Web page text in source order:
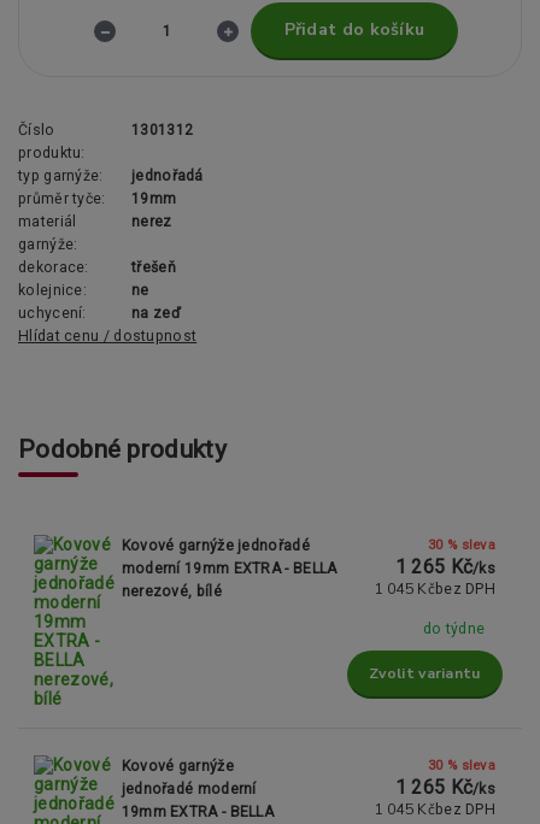
Přidat do košíku
Číslo
produktu:
1301312
typ garnýže:
jednořadá
průměr tyče:
19mm
materiál
garnýže:
nerez
dekorace:
třešeň
kolejnice:
ne
uchycení:
na zeď
Hlídat cenu / dostupnost
Podobné produkty
Kovové garnýže jednořadé
moderní 19mm EXTRA - BELLA
nerezové, bílé
30 % sleva
1 265 Kč/ks
1 045 Kč bez DPH
do týdne
Zvolit variantu
Kovové garnýže
jednořadé moderní
19mm EXTRA - BELLA
30 % sleva
1 265 Kč/ks
1 045 Kč bez DPH